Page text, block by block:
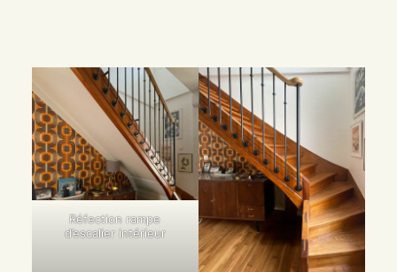
Réfection rampe
d’escalier intérieur